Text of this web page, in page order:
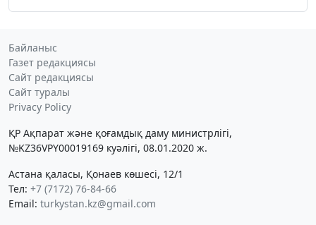
Байланыс
Газет редакциясы
Сайт редакциясы
Сайт туралы
Privacy Policy
ҚР Ақпарат және қоғамдық даму министрлігі,
№KZ36VPY00019169 куәлігі, 08.01.2020 ж.
Астана қаласы, Қонаев көшесі, 12/1
Тел: +7 (7172) 76-84-66
Email: turkystan.kz@gmail.com